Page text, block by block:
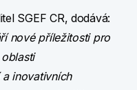
SGEF CR, dodává:
nové příležitosti pro
inovativních